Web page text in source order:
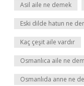
Asil aile ne demek
Eski dilde hatun ne
Kaç çeşit aile vardır
Osmanlıca aile ne
Osmanlıda anne ne